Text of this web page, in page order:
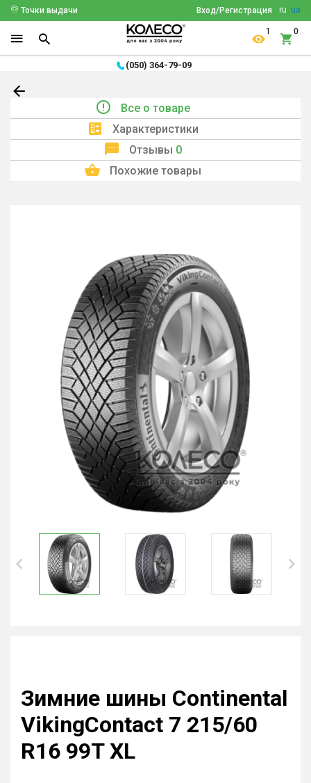
ru ua
Вход/Регистрация
Точки выдачи
1 0
(050) 364-79-09
Все о товаре
Характеристики
Отзывы 0
Похожие товары
Зимние шины Continental
VikingContact 7 215/60
R16 99T XL